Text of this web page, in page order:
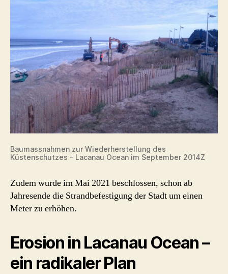
Baumassnahmen zur Wiederherstellung des
Küstenschutzes – Lacanau Ocean im September 2014Z
Zudem wurde im Mai 2021 beschlossen, schon ab
Jahresende die Strandbefestigung der Stadt um einen
Meter zu erhöhen.
Erosion in Lacanau Ocean –
ein radikaler Plan